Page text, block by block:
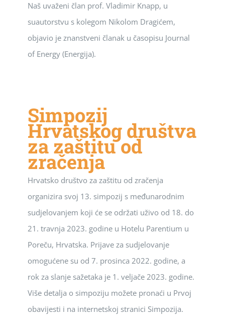
Naš uvaženi član prof. Vladimir Knapp, u
suautorstvu s kolegom Nikolom Dragićem,
objavio je znanstveni članak u časopisu Journal
of Energy (Energija).
Simpozij
Hrvatskog društva
za zaštitu od
zračenja
Hrvatsko društvo za zaštitu od zračenja
organizira svoj 13. simpozij s međunarodnim
sudjelovanjem koji će se održati uživo od 18. do
21. travnja 2023. godine u Hotelu Parentium u
Poreču, Hrvatska. Prijave za sudjelovanje
omogućene su od 7. prosinca 2022. godine, a
rok za slanje sažetaka je 1. veljače 2023. godine.
Više detalja o simpoziju možete pronaći u Prvoj
obavijesti i na internetskoj stranici Simpozija.